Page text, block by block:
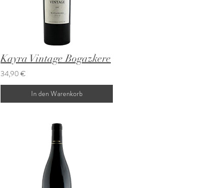
Kayra Vintage Bogazkere
34,90 €
In den Warenkorb